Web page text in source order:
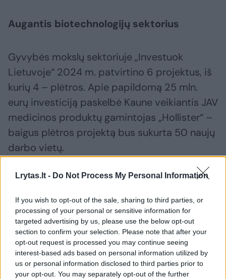
Lrytas.lt - Do Not Process My Personal Information
If you wish to opt-out of the sale, sharing to third parties, or
processing of your personal or sensitive information for
targeted advertising by us, please use the below opt-out
section to confirm your selection. Please note that after your
opt-out request is processed you may continue seeing
interest-based ads based on personal information utilized by
us or personal information disclosed to third parties prior to
your opt-out. You may separately opt-out of the further
Augantis biotechnologijų sektorius
Gyvybės mokslų sektoriuje „Investuok
Lietuvoje“ 2024 m. patvirtino 6 projektus, iš
kurių 4 – plėtros. Apie papildomą 25 mln.
eurų investiciją paskelbė Kaune veikiantis JAV
medicinos produktų gamintojas „Hollister“ –
baigus plėtros projektą bus sukurta 50 naujų
darbo vietų.
Tarptautinė medicininių prietaisų gamintoja
„Intersurgical“ Pabradės gamykloje suplanavo
28 mln. eurų investiciją per 3–4 m., o
pasaulinė nuolatinės gliukozės stebėsenos
technologijų lyderė „Dexcom“ nutarė plėsti
savo padalinį Vilniuje, suburdama naują
klinikinių tyrimų komandą.